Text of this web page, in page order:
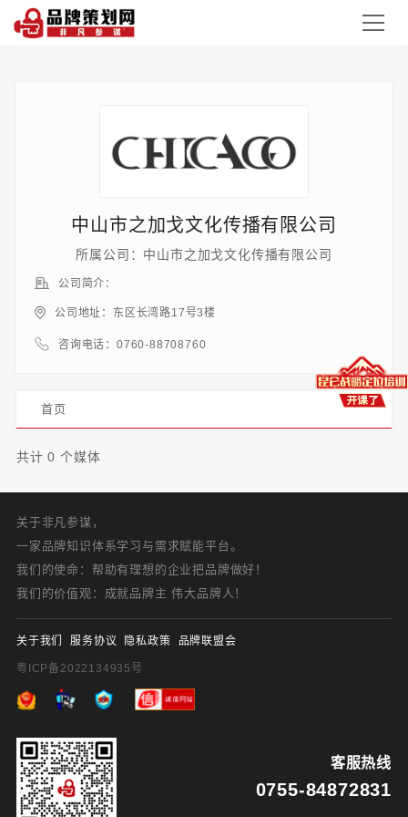
中山市之加戈文化传播有限公司
所属公司：中山市之加戈文化传播有限公司
公司简介：
公司地址：东区长湾路17号3楼
咨询电话：0760-88708760
首页
共计 0 个媒体
关于非凡参谋，
一家品牌知识体系学习与需求赋能平台。
我们的使命：帮助有理想的企业把品牌做好！
我们的价值观：成就品牌主 伟大品牌人！
客服热线
0755-84872831
关于我们 服务协议 隐私政策 品牌联盟会
粤ICP备2022134935号